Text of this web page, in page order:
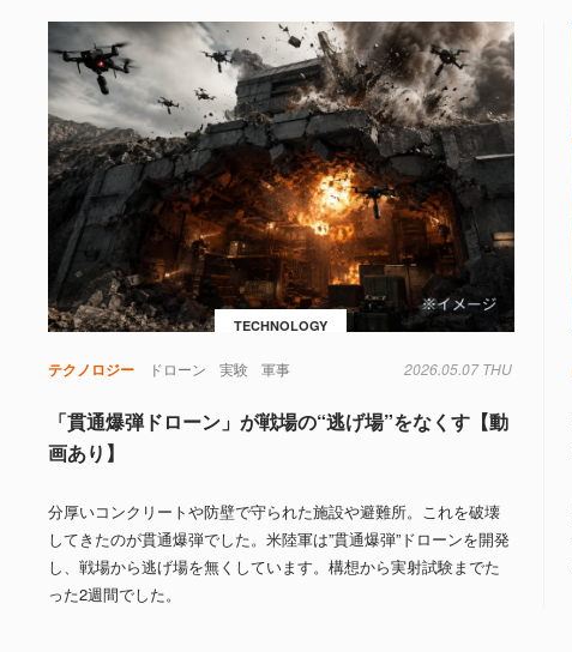
TECHNOLOGY
テクノロジー ドローン 実験 軍事 2026.05.07 THU
「貫通爆弾ドローン」が戦場の“逃げ場”をなくす【動
画あり】
分厚いコンクリートや防壁で守られた施設や避難所。これを破壊
してきたのが貫通爆弾でした。米陸軍は”貫通爆弾”ドローンを開発
し、戦場から逃げ場を無くしています。構想から実射試験までた
った2週間でした。